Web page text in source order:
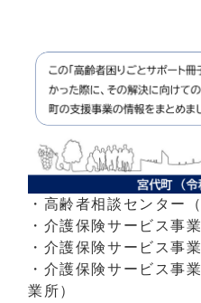
・高齢者相談センター
・介護保険サービス事
・介護保険サービス事
・介護保険サービス事
業所）